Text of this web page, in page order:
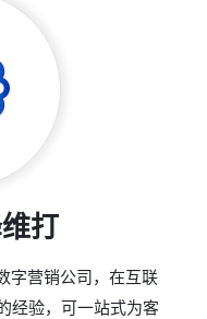
打
字营销公司，在互联
经验，可一站式为客